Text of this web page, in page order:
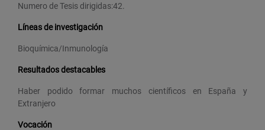
Numero de Tesis dirigidas:42.
Líneas de investigación
Bioquímica/Inmunología
Resultados destacables
Haber podido formar muchos científicos en España y
Extranjero
Vocación